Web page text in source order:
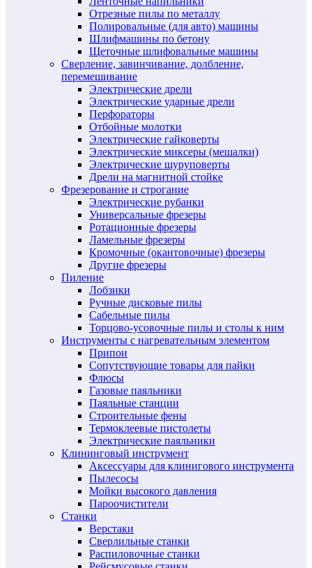
Отрезные пилы по металлу
Полировальные (для авто) машины
Шлифмашины по бетону
Щеточные шлифовальные машины
Сверление, завинчивание, долбление,
перемешивание
Электрические дрели
Электрические ударные дрели
Перфораторы
Отбойные молотки
Электрические гайковерты
Электрические миксеры (мешалки)
Электрические шуруповерты
Дрели на магнитной стойке
Фрезерование и строгание
Электрические рубанки
Универсальные фрезеры
Ротационные фрезеры
Ламельные фрезеры
Кромочные (окантовочные) фрезеры
Другие фрезеры
Пиление
Лобзики
Ручные дисковые пилы
Сабельные пилы
Торцово-усовочные пилы и столы к ним
Инструменты с нагревательным элементом
Припои
Сопутствующие товары для пайки
Флюсы
Газовые паяльники
Паяльные станции
Строительные фены
Термоклеевые пистолеты
Электрические паяльники
Клининговый инструмент
Аксессуары для клинигового инструмента
Пылесосы
Мойки высокого давления
Пароочистители
Станки
Верстаки
Сверлильные станки
Распиловочные станки